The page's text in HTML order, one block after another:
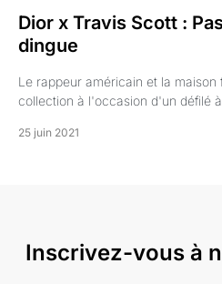
Dior x Travis Scott :
dingue
Le rappeur américain et la
collection à l'occasion d'un défilé
25 juin 2021
Inscrivez-vous à